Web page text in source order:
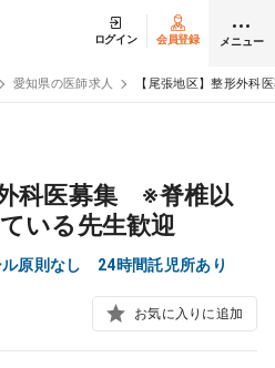
ログイン 会員登録 メニュー
愛知県の医師求人 【尾張地区】整形外科
外科医募集 ※脊椎以
いる先生歓迎
原則なし 24時間託児所あり
お気に入りに追加